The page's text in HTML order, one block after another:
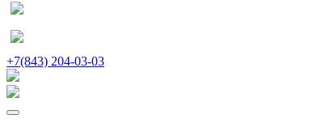
+7(843) 204-03-03